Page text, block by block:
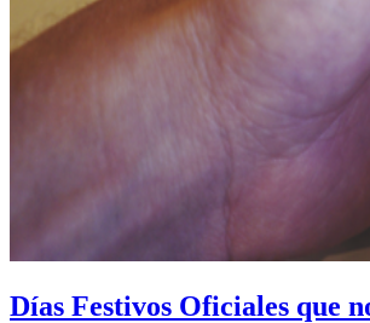
Días Festivos Oficiales que